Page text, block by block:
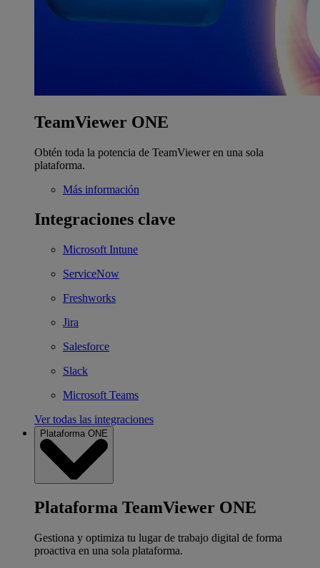
TeamViewer ONE
Obtén toda la potencia de TeamViewer en una sola
plataforma.
Más información
Integraciones clave
Microsoft Intune
ServiceNow
Freshworks
Jira
Salesforce
Slack
Microsoft Teams
Ver todas las integraciones
Plataforma ONE
Plataforma TeamViewer ONE
Gestiona y optimiza tu lugar de trabajo digital de forma
proactiva en una sola plataforma.